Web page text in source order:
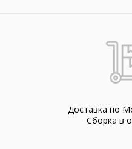
Доставка по
Cборка в